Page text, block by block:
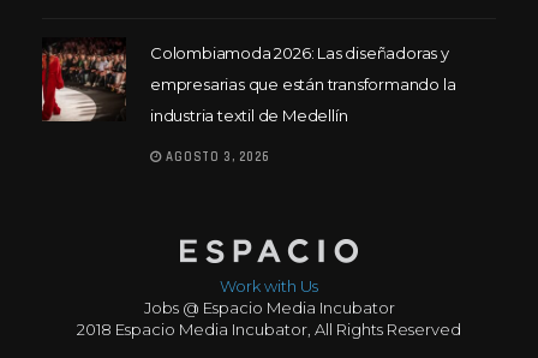
Colombiamoda 2026: Las diseñadoras y
empresarias que están transformando la
industria textil de Medellín
AGOSTO 3, 2026
Work with Us
Jobs @ Espacio Media Incubator
2018 Espacio Media Incubator, All Rights Reserved